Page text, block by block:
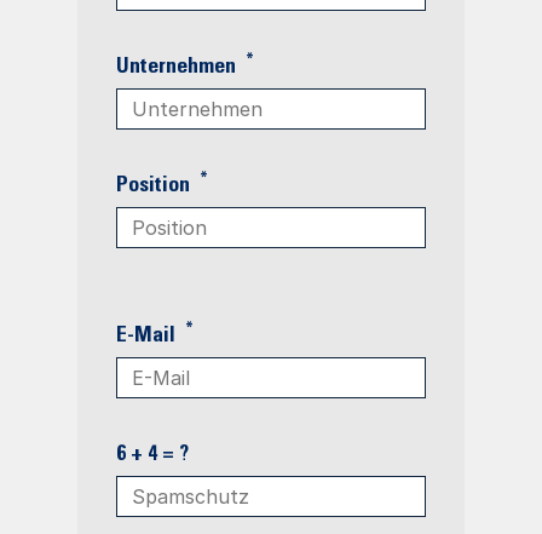
Unternehmen *
Position *
E-Mail *
6 + 4 = ?